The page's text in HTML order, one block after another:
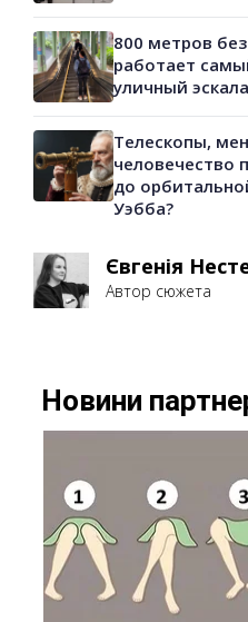
800 метров
работает
уличный
Телескопы,
человечество
до
Уэбба?
Євгенія
Автор сюжета